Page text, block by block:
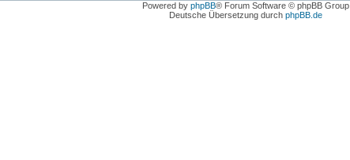
Powered by phpBB® Forum Software © phpBB Group
Deutsche Übersetzung durch phpBB.de